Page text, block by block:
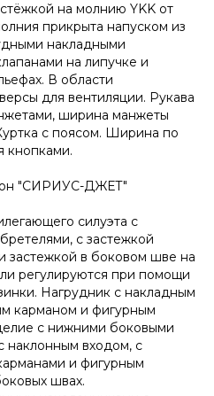
на молнию YKK от
прикрыта напуском из
накладными
на липучке и
В области
для вентиляции. Рукава
ширина манжеты
с поясом. Ширина по
кнопками.
"СИРИУС-ДЖЕТ"
силуэта с
с застежкой
застежкой в боковом шве на
регулируются при помощи
Нагрудник с накладным
карманом и фигурным
с нижними боковыми
наклонным входом, с
и фигурным
швах.